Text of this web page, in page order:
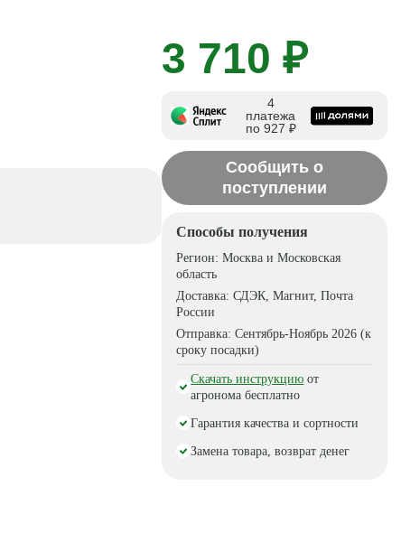
3 710 ₽
4
платежа
по 927 ₽
Сообщить о
поступлении
Способы получения
Регион:Москва и Московская
область
Доставка:СДЭК, Магнит, Почта
России
Отправка:Сентябрь-Ноябрь 2026 (к
сроку посадки)
Скачать инструкцию от
агронома бесплатно
Гарантия качества и сортности
Замена товара, возврат денег